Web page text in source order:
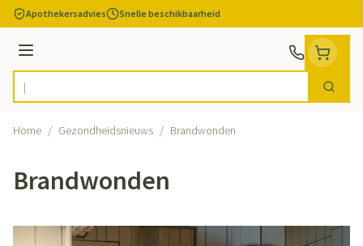
Ga naar de inhoud
Apothekersadvies Snelle beschikbaarheid
Menu
Product, merk, categorie... Zoek
Home / Gezondheidsnieuws / Brandwonden
Brandwonden